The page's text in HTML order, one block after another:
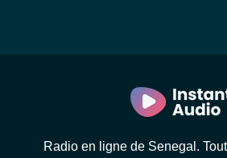
Radio en ligne de Senegal.